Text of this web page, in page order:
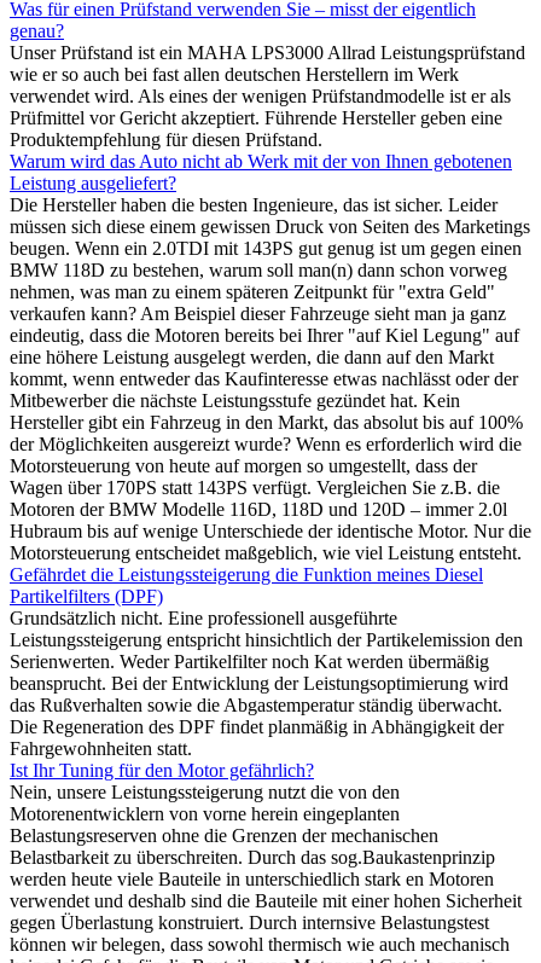
Was für einen Prüfstand verwenden Sie – misst der eigentlich
genau?
Unser Prüfstand ist ein MAHA LPS3000 Allrad Leistungsprüfstand
wie er so auch bei fast allen deutschen Herstellern im Werk
verwendet wird. Als eines der wenigen Prüfstandmodelle ist er als
Prüfmittel vor Gericht akzeptiert. Führende Hersteller geben eine
Produktempfehlung für diesen Prüfstand.
Warum wird das Auto nicht ab Werk mit der von Ihnen gebotenen
Leistung ausgeliefert?
Die Hersteller haben die besten Ingenieure, das ist sicher. Leider
müssen sich diese einem gewissen Druck von Seiten des Marketings
beugen. Wenn ein 2.0TDI mit 143PS gut genug ist um gegen einen
BMW 118D zu bestehen, warum soll man(n) dann schon vorweg
nehmen, was man zu einem späteren Zeitpunkt für "extra Geld"
verkaufen kann? Am Beispiel dieser Fahrzeuge sieht man ja ganz
eindeutig, dass die Motoren bereits bei Ihrer "auf Kiel Legung" auf
eine höhere Leistung ausgelegt werden, die dann auf den Markt
kommt, wenn entweder das Kaufinteresse etwas nachlässt oder der
Mitbewerber die nächste Leistungsstufe gezündet hat. Kein
Hersteller gibt ein Fahrzeug in den Markt, das absolut bis auf 100%
der Möglichkeiten ausgereizt wurde? Wenn es erforderlich wird die
Motorsteuerung von heute auf morgen so umgestellt, dass der
Wagen über 170PS statt 143PS verfügt. Vergleichen Sie z.B. die
Motoren der BMW Modelle 116D, 118D und 120D – immer 2.0l
Hubraum bis auf wenige Unterschiede der identische Motor. Nur die
Motorsteuerung entscheidet maßgeblich, wie viel Leistung entsteht.
Gefährdet die Leistungssteigerung die Funktion meines Diesel
Partikelfilters (DPF)
Grundsätzlich nicht. Eine professionell ausgeführte
Leistungssteigerung entspricht hinsichtlich der Partikelemission den
Serienwerten. Weder Partikelfilter noch Kat werden übermäßig
beansprucht. Bei der Entwicklung der Leistungsoptimierung wird
das Rußverhalten sowie die Abgastemperatur ständig überwacht.
Die Regeneration des DPF findet planmäßig in Abhängigkeit der
Fahrgewohnheiten statt.
Ist Ihr Tuning für den Motor gefährlich?
Nein, unsere Leistungssteigerung nutzt die von den
Motorenentwicklern von vorne herein eingeplanten
Belastungsreserven ohne die Grenzen der mechanischen
Belastbarkeit zu überschreiten. Durch das sog.Baukastenprinzip
werden heute viele Bauteile in unterschiedlich stark en Motoren
verwendet und deshalb sind die Bauteile mit einer hohen Sicherheit
gegen Überlastung konstruiert. Durch internsive Belastungstest
können wir belegen, dass sowohl thermisch wie auch mechanisch